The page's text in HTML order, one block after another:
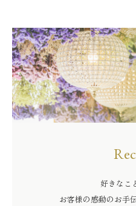
好きなこ
お客様の感動のお手